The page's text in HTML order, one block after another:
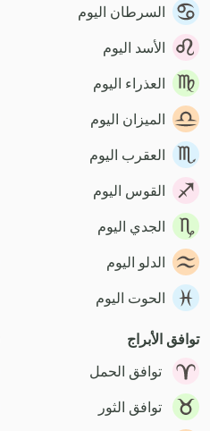
السرطان اليوم
الأسد اليوم
العذراء اليوم
الميزان اليوم
العقرب اليوم
القوس اليوم
الجدي اليوم
الدلو اليوم
الحوت اليوم
توافق الأبراج
توافق الحمل
توافق الثور